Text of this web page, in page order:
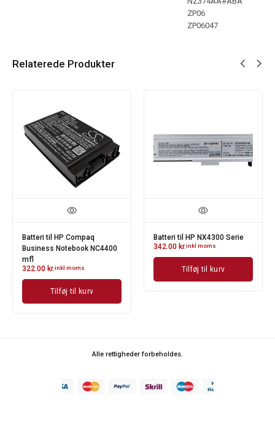
ZP06
ZP06047
Relaterede Produkter
Batteri til HP Compaq
Business Notebook NC4400
mfl
322.00 kr.inkl moms
Tilføj til kurv
Batteri til HP NX4300 Serie
342.00 kr.inkl moms
Tilføj til kurv
Alle rettigheder forbeholdes.